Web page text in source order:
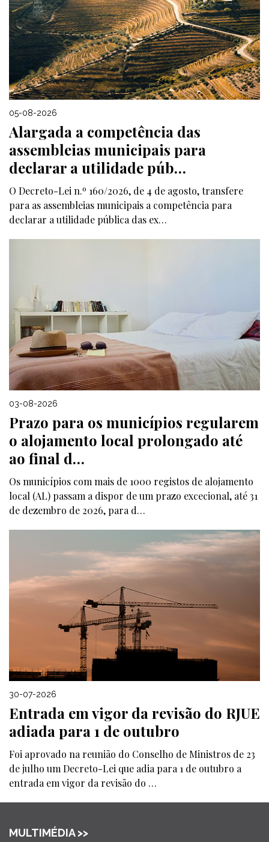
05-08-2026
Alargada a competência das
assembleias municipais para
declarar a utilidade púb…
O Decreto-Lei n.º 160/2026, de 4 de agosto, transfere
para as assembleias municipais a competência para
declarar a utilidade pública das ex…
03-08-2026
Prazo para os municípios regularem
o alojamento local prolongado até
ao final d…
Os municípios com mais de 1000 registos de alojamento
local (AL) passam a dispor de um prazo excecional, até 31
de dezembro de 2026, para d…
30-07-2026
Entrada em vigor da revisão do RJUE
adiada para 1 de outubro
Foi aprovado na reunião do Conselho de Ministros de 23
de julho um Decreto-Lei que adia para 1 de outubro a
entrada em vigor da revisão do …
MULTIMÉDIA >>